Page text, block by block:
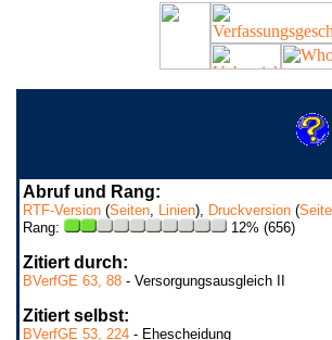
Abruf und Rang:
RTF-Version (Seiten, Linien), Druckversion (
Rang:
12% (656)
Zitiert durch:
BVerfGE 63, 88 - Versorgungsausgleich II
Zitiert selbst:
BVerfGE 53, 224 - Ehescheidung